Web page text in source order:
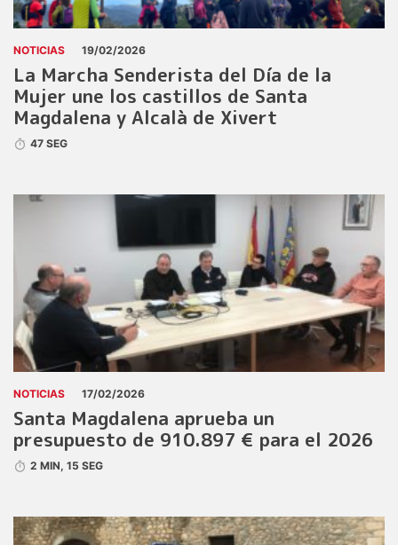
NOTICIAS 19/02/2026
La Marcha Senderista del Día de la
Mujer une los castillos de Santa
Magdalena y Alcalà de Xivert
47 SEG
NOTICIAS 17/02/2026
Santa Magdalena aprueba un
presupuesto de 910.897 € para el 2026
2 MIN, 15 SEG